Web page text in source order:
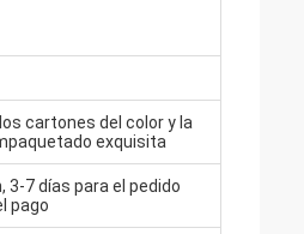
cartones del color y la
exquisita
3-7 días para el pedido
pago